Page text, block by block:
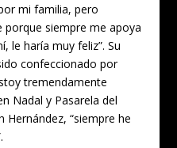
mi familia, pero
siempre me apoya
le haría muy feliz”. Su
confeccionado por
tremendamente
Nadal y Pasarela del
“siempre he